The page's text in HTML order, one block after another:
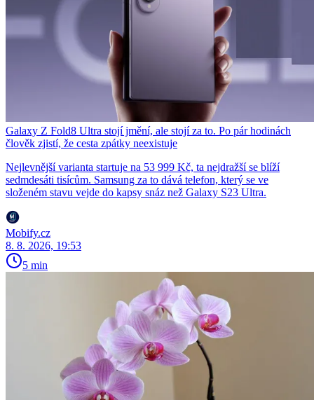
Galaxy Z Fold8 Ultra stojí jmění, ale stojí za to. Po pár hodinách
člověk zjistí, že cesta zpátky neexistuje
Nejlevnější varianta startuje na 53 999 Kč, ta nejdražší se blíží
sedmdesáti tisícům. Samsung za to dává telefon, který se ve
složeném stavu vejde do kapsy snáz než Galaxy S23 Ultra.
Mobify.cz
8. 8. 2026, 19:53
5 min